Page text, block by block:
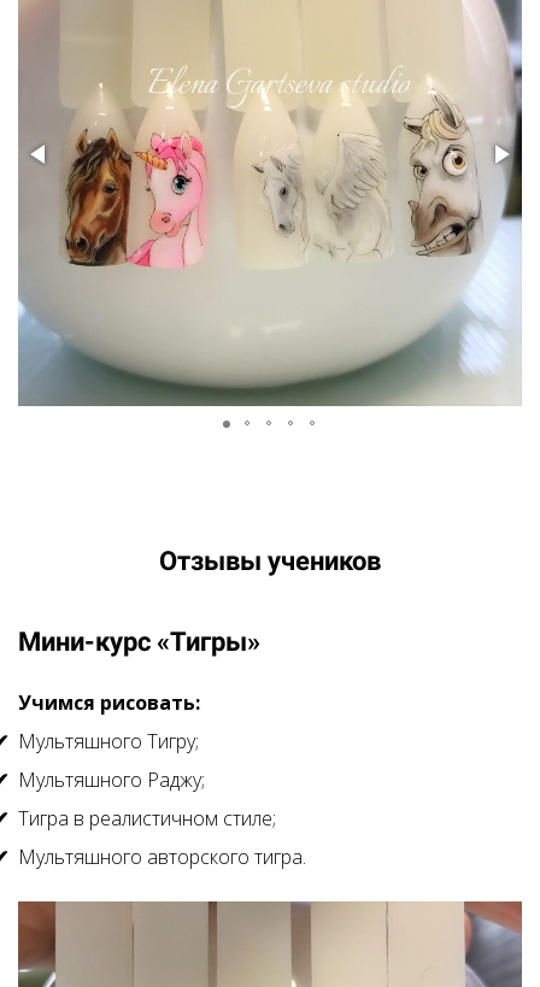
Отзывы учеников
Мини-курс «Тигры»
Учимся рисовать:
Мультяшного Тигру;
Мультяшного Раджу;
Тигра в реалистичном стиле;
Мультяшного авторского тигра.